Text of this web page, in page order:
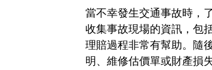
當不幸發生交通事故時，
收集事故現場的資訊，包
理賠過程非常有幫助。隨
明、維修估價單或財產損